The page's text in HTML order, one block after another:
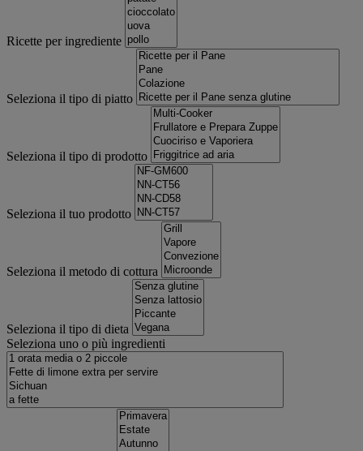
Ricette per ingrediente
Seleziona il tipo di piatto
Seleziona il tipo di prodotto
Seleziona il tuo prodotto
Seleziona il metodo di cottura
Seleziona il tipo di dieta
Seleziona uno o più ingredienti